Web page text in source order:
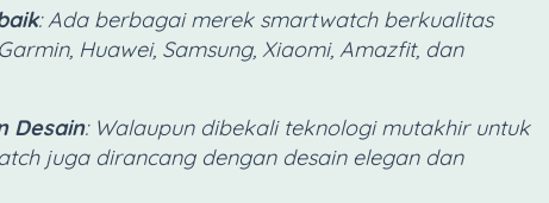
: Ada berbagai merek smartwatch berkualitas
Huawei, Samsung, Xiaomi, Amazfit, dan
Desain: Walaupun dibekali teknologi mutakhir untuk
juga dirancang dengan desain elegan dan